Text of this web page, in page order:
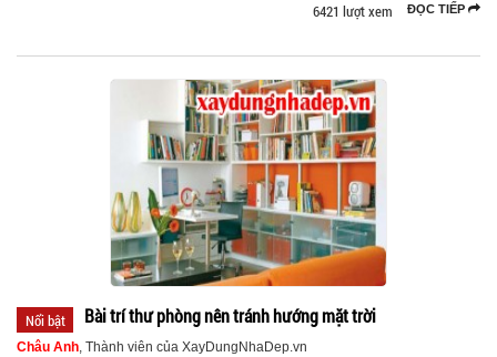
ĐỌC TIẾP
6421 lượt xem
Nổi bật Bài trí thư phòng nên tránh hướng mặt trời
Châu Anh, Thành viên của XayDungNhaDep.vn